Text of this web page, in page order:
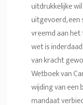
uitdrukkelijke
uitgevoerd, een
vreemd aan het
wet is
van kracht
Wetboek van
wijding van een
mandaat